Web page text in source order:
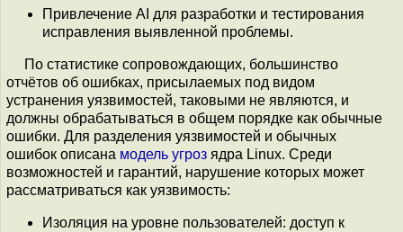
Привлечение AI для разработки и тестирования
исправления выявленной проблемы.
По статистике сопровождающих, большинство
отчётов об ошибках, присылаемых под видом
устранения уязвимостей, таковыми не являются, и
должны обрабатываться в общем порядке как обычные
ошибки. Для разделения уязвимостей и обычных
ошибок описана модель угроз ядра Linux. Среди
возможностей и гарантий, нарушение которых может
рассматриваться как уязвимость:
Изоляция на уровне пользователей: доступ к